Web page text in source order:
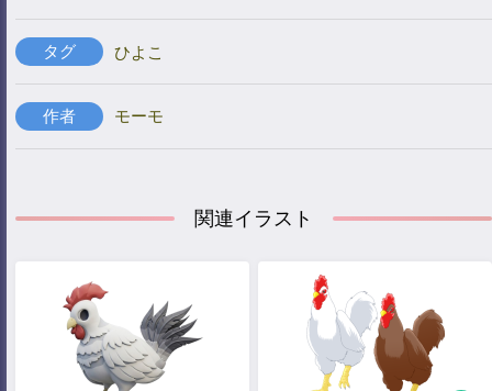
タグ ひよこ
作者 モーモ
関連イラスト